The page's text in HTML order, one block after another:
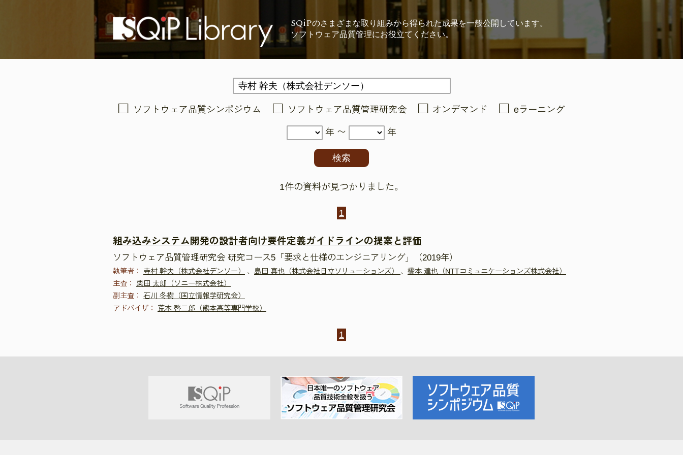
SQiPのさまざまな取り組みから得られた成果を一般公開しています。
ソフトウェア品質管理にお役立てください。
ソフトウェア品質シンポジウム ソフトウェア品質管理研究会 オンデマンド eラーニング
年 〜 年
1件の資料が見つかりました。
1
組み込みシステム開発の設計者向け要件定義ガイドラインの提案と評価
ソフトウェア品質管理研究会 研究コース5「要求と仕様のエンジニアリング」（2019年）
執筆者： 寺村 幹夫（株式会社デンソー） 、 島田 真也（株式会社日立ソリューションズ） 、 橋本 達也（NTTコミュニケーションズ株式会社）
主査：
栗田 太郎（ソニー株式会社）
副主査：
石川 冬樹（国立情報学研究会）
アドバイザ：
荒木 啓二郎（熊本高等専門学校）
1